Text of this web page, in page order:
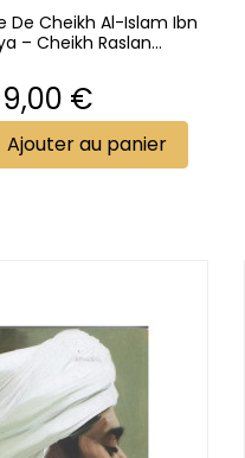
De Cheikh Al-Islam Ibn
– Cheikh Raslan...
Prix
9,00 €
Ajouter au panier